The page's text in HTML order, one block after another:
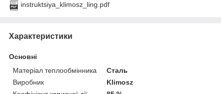
instruktsiya_klimosz_ling.pdf
Характеристики
Основні
Матеріал теплообмінника
Сталь
Виробник
Klimosz